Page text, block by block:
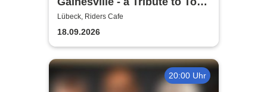
Petty & The Heartbreakers
Lübeck, Riders Cafe
18.09.2026
20:00 Uhr